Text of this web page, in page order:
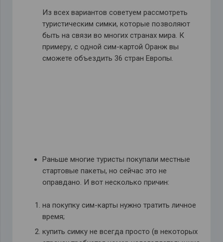
Из всех вариантов советуем рассмотреть
туристическим симки, которые позволяют
быть на связи во многих странах мира. К
примеру, с одной сим-картой Оранж вы
сможете объездить 36 стран Европы.
Раньше многие туристы покупали местные
стартовые пакеты, но сейчас это не
оправдано. И вот несколько причин:
на покупку сим-карты нужно тратить личное
время;
купить симку не всегда просто (в некоторых